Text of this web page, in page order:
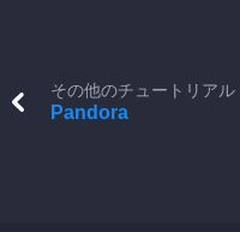
その他のチュートリアル
Pandora